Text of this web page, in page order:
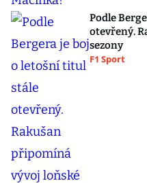
Podle
otevřený.
sezony
F1 Sport